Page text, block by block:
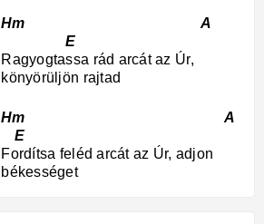
Hm A
E
Ragyogtassa rád arcát az Úr,
könyörüljön rajtad
Hm A
E
Fordítsa feléd arcát az Úr, adjon
békességet